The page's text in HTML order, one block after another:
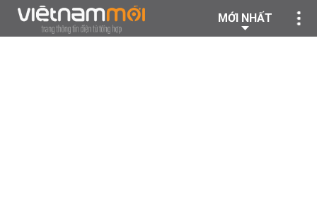
MỚI NHẤT